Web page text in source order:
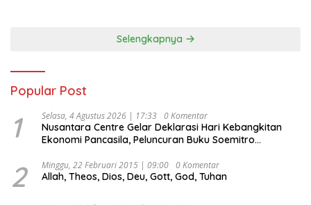
Selengkapnya
Popular Post
1 Selasa, 4 Agustus 2026 | 17:33 0 Komentar
Nusantara Centre Gelar Deklarasi Hari Kebangkitan
Ekonomi Pancasila, Peluncuran Buku Soemitro
Ekonomi Politik Indonesia) & Simposium Nasional
“Urgensi Undang-Undang Perekonomian Nasional dan
Indonesia Emas 2045”,
2 Minggu, 22 Februari 2015 | 09:00 0 Komentar
Allah, Theos, Dios, Deu, Gott, God, Tuhan